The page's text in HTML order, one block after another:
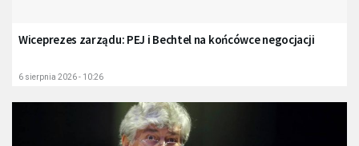
Wiceprezes zarządu: PEJ i Bechtel na końcówce negocjacji
6 sierpnia 2026 - 10:26